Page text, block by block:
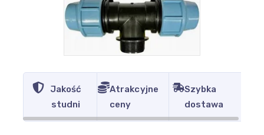
Jakość
studni
Atrakcyjne
ceny
Szybka
dostawa